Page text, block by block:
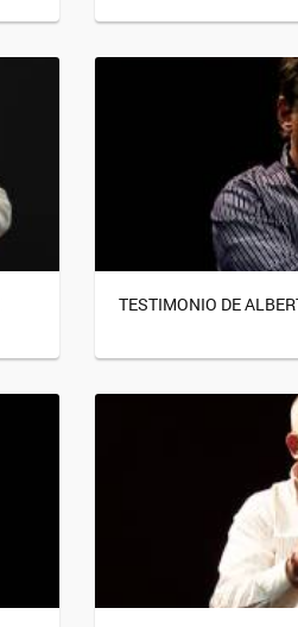
TESTIMONIO DE